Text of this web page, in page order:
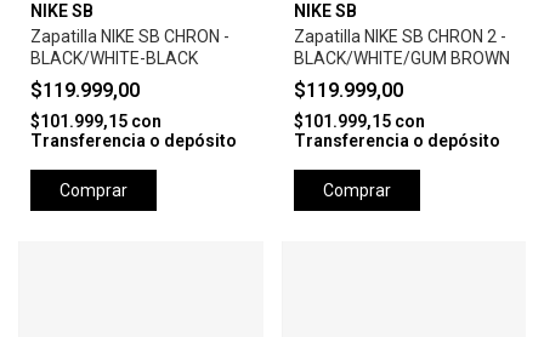
NIKE SB
Zapatilla NIKE SB CHRON -
BLACK/WHITE-BLACK
$119.999,00
$101.999,15 con
Transferencia o depósito
Comprar
NIKE SB
Zapatilla NIKE SB CHRON 2 -
BLACK/WHITE/GUM BROWN
$119.999,00
$101.999,15 con
Transferencia o depósito
Comprar